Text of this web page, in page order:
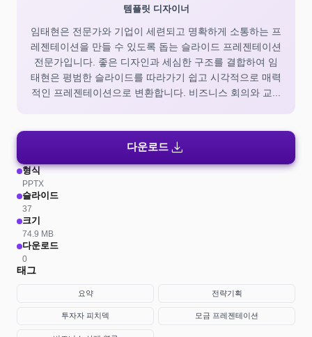
템플릿 디자이너
임태현은 전문가와 기업이 세련되고 명확하게 소통하는 프
레젠테이션을 만들 수 있도록 돕는 슬라이드 프레젠테이션
전문가입니다. 좋은 디자인과 세심한 구조를 결합하여 임
태현은 평범한 슬라이드를 따라가기 쉽고 시각적으로 매력
적인 프레젠테이션으로 변환합니다. 비즈니스 회의와 교...
다운로드 download
형식
PPTX
슬라이드
37
크기
74.9 MB
다운로드
0
태그
요약 전략기획
투자자 피치덱 모금 프레젠테이션